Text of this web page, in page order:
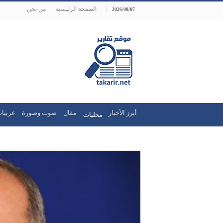
2026/08/07 الصفحة الرئيسية من نحن
أبرز الأخبار محليات مقال صوت وصورة